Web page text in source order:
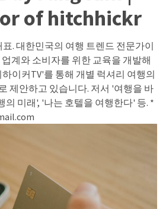
of hitchhickr
. 대한민국의 여행 트렌드 전문가이
계와 소비자를 위한 교육을 개발해
이커TV'를 통해 개별 럭셔리 여행의
제안하고 있습니다. 저서 '여행을 바
의 미래', '나는 호텔을 여행한다' 등. *